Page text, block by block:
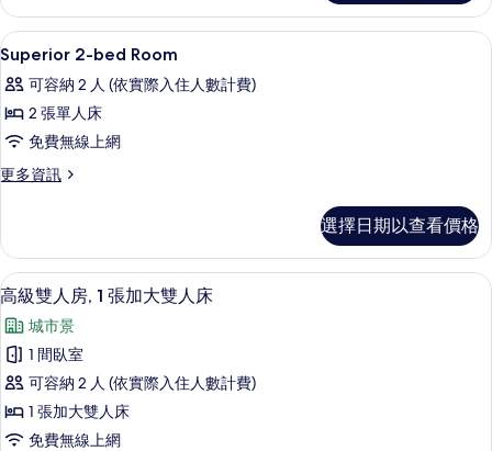
的
詳
情
顯
示
Superior
2-
bed
Room
有
相
片
8
Superior 2-bed Room
可容納 2 人 (依實際入住人數計費)
2 張單人床
免費無線上網
更多資訊
更
bed
Room
的
情
選擇日期以查看價格
顯
示
高
級
雙
人
高級雙人房, 1 張加大雙人床 | 高級寢
11
高級雙人房, 1 張加大雙人床
城市景
1 間臥室
可容納 2 人 (依實際入住人數計費)
1 張加大雙人床
免費無線上網